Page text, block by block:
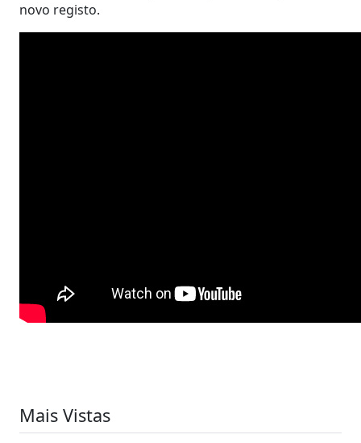
novo registo.
Mais Vistas